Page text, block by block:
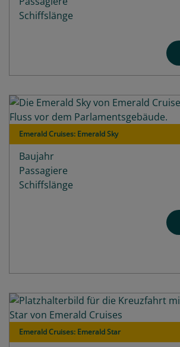
Schiffslänge
Emerald Cruises: Emerald Sky
Baujahr
Passagiere
Schiffslänge
Emerald Cruises: Emerald Star